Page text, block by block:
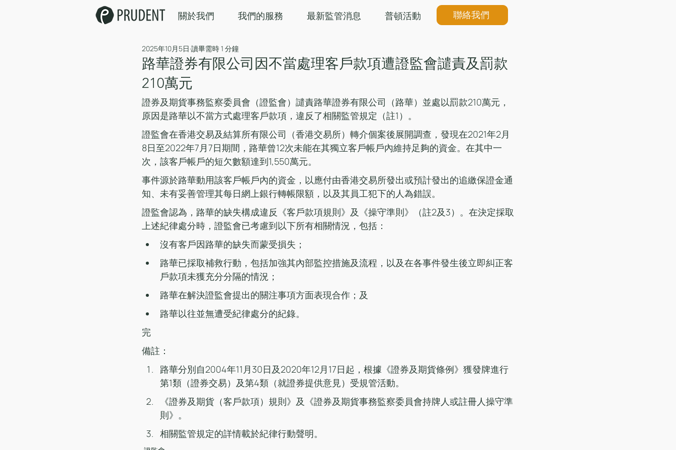
關於我們 我們的服務 最新監管消息 普頓活動 聯絡我們
路華證券有限公司因不當處理客戶款項遭證監會譴責及罰款
210萬元
2025年10月5日 讀畢需時 1 分鐘
證券及期貨事務監察委員會（證監會）譴責路華證券有限公司（路華）並處以罰款210萬元，
原因是路華以不當方式處理客戶款項，違反了相關監管規定（註1）。
證監會在香港交易及結算所有限公司（香港交易所）轉介個案後展開調查，發現在2021年2月
8日至2022年7月7日期間，路華曾12次未能在其獨立客戶帳戶內維持足夠的資金。在其中一
次，該客戶帳戶的短欠數額達到1,550萬元。
事件源於路華動用該客戶帳戶內的資金，以應付由香港交易所發出或預計發出的追繳保證金通
知、未有妥善管理其每日網上銀行轉帳限額，以及其員工犯下的人為錯誤。
證監會認為，路華的缺失構成違反《客戶款項規則》及《操守準則》（註2及3）。在決定採取
上述紀律處分時，證監會已考慮到以下所有相關情況，包括：
沒有客戶因路華的缺失而蒙受損失；
路華已採取補救行動，包括加強其內部監控措施及流程，以及在各事件發生後立即糾正客
戶款項未獲充分分隔的情況；
路華在解決證監會提出的關注事項方面表現合作；及
路華以往並無遭受紀律處分的紀錄。
完
備註：
路華分別自2004年11月30日及2020年12月17日起，根據《證券及期貨條例》獲發牌進行
第1類（證券交易）及第4類（就證券提供意見）受規管活動。
《證券及期貨（客戶款項）規則》及《證券及期貨事務監察委員會持牌人或註冊人操守準
則》。
相關監管規定的詳情載於紀律行動聲明。